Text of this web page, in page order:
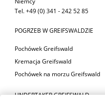
Tel. +49 (0) 341 - 242 52 85
POGRZEB W GREIFSWALDZIE
Pochówek Greifswald
Kremacja Greifswald
Pochówek na morzu Greifswald
UNDERTAKER GREIFSWALD